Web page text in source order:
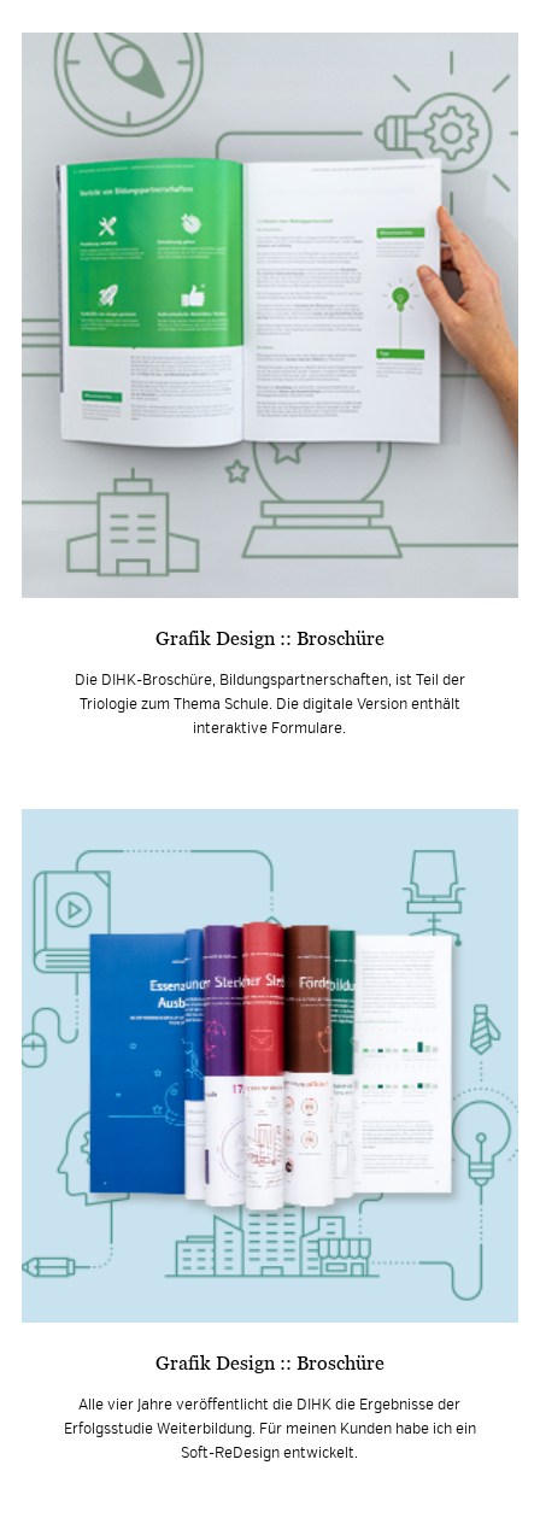
Grafik Design :: Broschüre
Die DIHK-Broschüre, Bildungspartnerschaften, ist Teil der
Triologie zum Thema Schule. Die digitale Version enthält
interaktive Formulare.
Grafik Design :: Broschüre
Alle vier Jahre veröffentlicht die DIHK die Ergebnisse der
Erfolgsstudie Weiterbildung. Für meinen Kunden habe ich ein
Soft-ReDesign entwickelt.